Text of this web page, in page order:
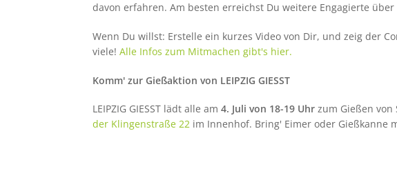
davon erfahren. Am besten erreichst Du weitere Engagierte
Wenn Du willst: Erstelle ein kurzes Video von Dir, und zeig der
viele! Alle Infos zum Mitmachen gibt's hier.
Komm' zur Gießaktion von LEIPZIG GIESST
LEIPZIG GIESST lädt alle am 4. Juli von 18-19 Uhrzum Gießen von
der Klingenstraße 22im Innenhof. Bring' Eimer oder Gießkanne